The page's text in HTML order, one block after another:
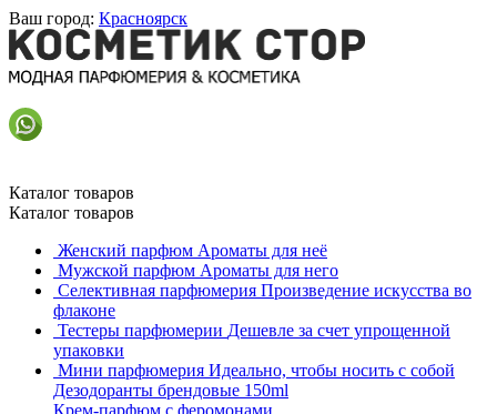
Ваш город: Красноярск
Каталог товаров
Каталог товаров
Женский парфюм Ароматы для неё
Мужской парфюм Ароматы для него
Селективная парфюмерия Произведение искусства во
флаконе
Тестеры парфюмерии Дешевле за счет упрощенной
упаковки
Мини парфюмерия Идеально, чтобы носить с собой
Дезодоранты брендовые 150ml
Крем-парфюм с феромонами